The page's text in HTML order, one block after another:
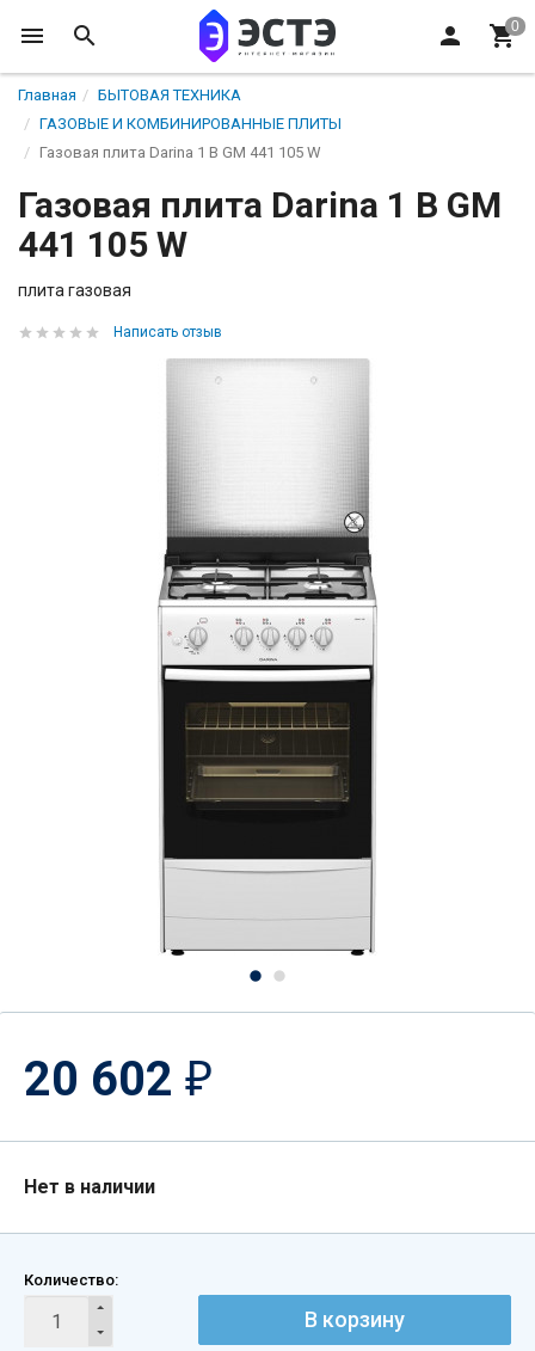
Главная
БЫТОВАЯ ТЕХНИКА
ГАЗОВЫЕ И КОМБИНИРОВАННЫЕ ПЛИТЫ
Газовая плита Darina 1 B GM 441 105 W
Газовая плита Darina 1 B GM
441 105 W
плита газовая
Написать отзыв
20 602 ₽
Нет в наличии
Количество:
В корзину